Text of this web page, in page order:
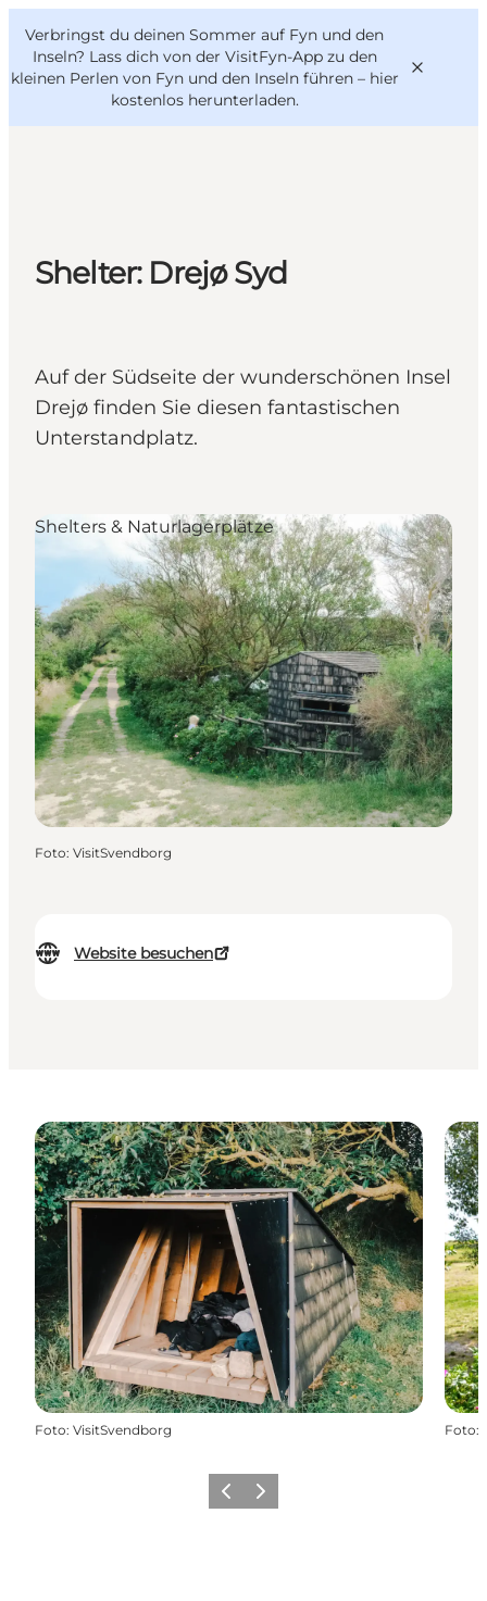
Verbringst du deinen Sommer auf Fyn und den
Inseln? Lass dich von der VisitFyn-App zu den
kleinen Perlen von Fyn und den Inseln führen – hier
kostenlos herunterladen.
Outdoor & bike
Essen & trinken
VisitFyn
Deutsch
Shelter: Drejø Syd
Auf der Südseite der wunderschönen Insel
Drejø finden Sie diesen fantastischen
Unterstandplatz.
Website besuchen
Shelters & Naturlagerplätze
Foto: VisitSvendborg
Foto: VisitSvendborg Foto:
ZurückWeiter